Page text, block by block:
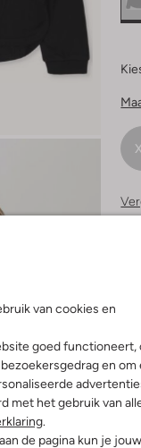
van cookies en
goed functioneert,
en om
met het gebruik van
.
de pagina kun je jouw